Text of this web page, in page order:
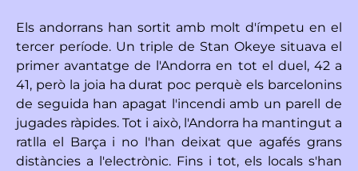
Els andorrans han sortit amb molt d'ímpetu en el
tercer període. Un triple de Stan Okeye situava el
primer avantatge de l'Andorra en tot el duel, 42 a
41, però la joia ha durat poc perquè els barcelonins
de seguida han apagat l'incendi amb un parell de
jugades ràpides. Tot i això, l'Andorra ha mantingut a
ratlla el Barça i no l'han deixat que agafés grans
distàncies a l'electrònic. Fins i tot, els locals s'han